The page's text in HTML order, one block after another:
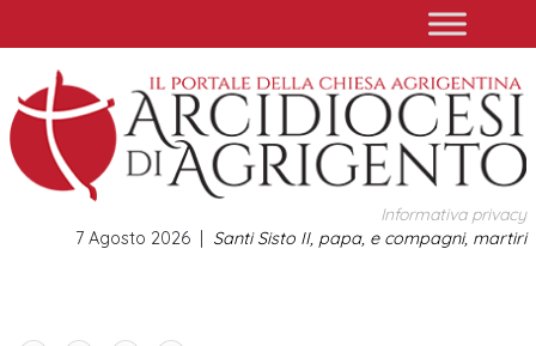
to
content
Informativa privacy
Santi Sisto II, papa, e compagni, martiri
7 Agosto 2026